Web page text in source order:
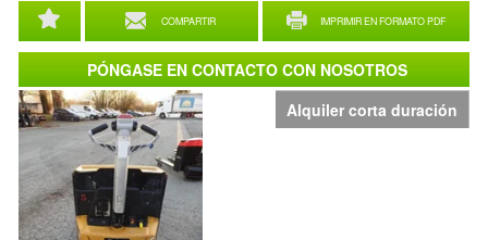
Alquiler corta duración
COMPARTIR IMPRIMIR EN FORMATO PDF
PÓNGASE EN CONTACTO CON NOSOTROS